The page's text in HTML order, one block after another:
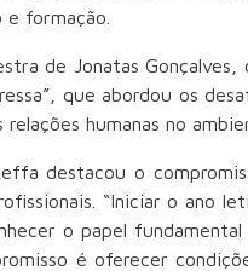
formação.
de Jonatas
que abordou os
humanas no
destacou o
“Iniciar o ano
o papel
é oferecer